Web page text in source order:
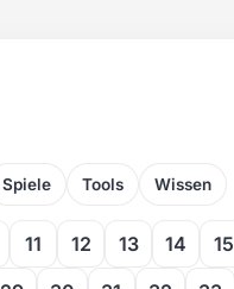
Spiele Tools Wissen
11 12 13 14 15